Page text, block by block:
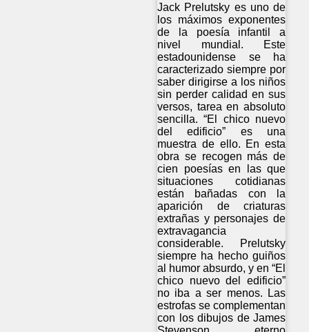
Jack Prelutsky es uno de
los máximos exponentes
de la poesía infantil a
nivel mundial. Este
estadounidense se ha
caracterizado siempre por
saber dirigirse a los niños
sin perder calidad en sus
versos, tarea en absoluto
sencilla. “El chico nuevo
del edificio” es una
muestra de ello. En esta
obra se recogen más de
cien poesías en las que
situaciones cotidianas
están bañadas con la
aparición de criaturas
extrañas y personajes de
extravagancia
considerable. Prelutsky
siempre ha hecho guiños
al humor absurdo, y en “El
chico nuevo del edificio”
no iba a ser menos. Las
estrofas se complementan
con los dibujos de James